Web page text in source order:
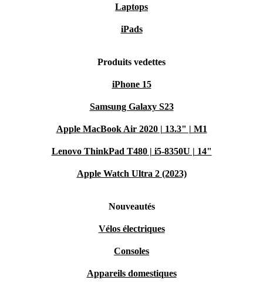
Laptops
iPads
Produits vedettes
iPhone 15
Samsung Galaxy S23
Apple MacBook Air 2020 | 13.3" | M1
Lenovo ThinkPad T480 | i5-8350U | 14"
Apple Watch Ultra 2 (2023)
Nouveautés
Vélos électriques
Consoles
Appareils domestiques